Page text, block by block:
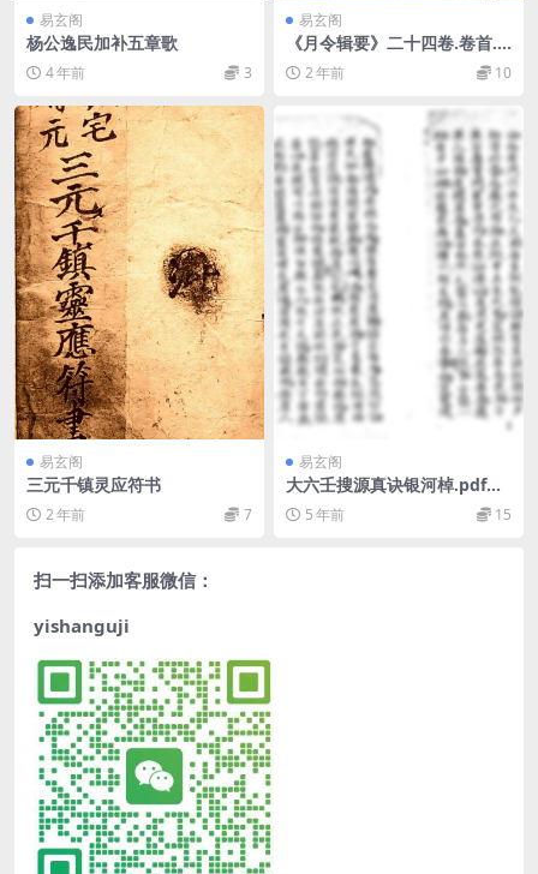
易玄阁
杨公逸民加补五章歌
4 年前 3
易玄阁
《月令辑要》二十四卷.卷首.
清.李光地等撰.清康熙时期内
府四色套印本
2 年前 10
易玄阁
三元千镇灵应符书
2 年前 7
易玄阁
大六壬搜源真诀银河棹.pdf电
子版 百度网盘资源下载！
5 年前 15
扫一扫添加客服微信：
yishanguji